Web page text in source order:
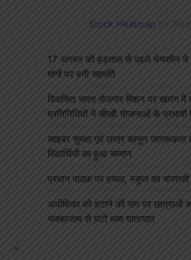
Stock Heatmap by
17 अगस्त की हड़ताल से पहले चेयरमैन ने
मांगों पर बनी सहमति
विकसित भारत रोजगार मिशन पर खारंग
प्रतिनिधियों ने सीखी योजनाओं के प्रभावी
साइबर सुरक्षा एवं छात्र कानून जागरूकता
विद्यार्थियों का हुआ सम्मान
प्रधान पाठक पर हमला, स्कूल का चपरासी
अधीक्षिका को हटाने की मांग पर
चक्काजाम से घंटों थमा यातायात
"